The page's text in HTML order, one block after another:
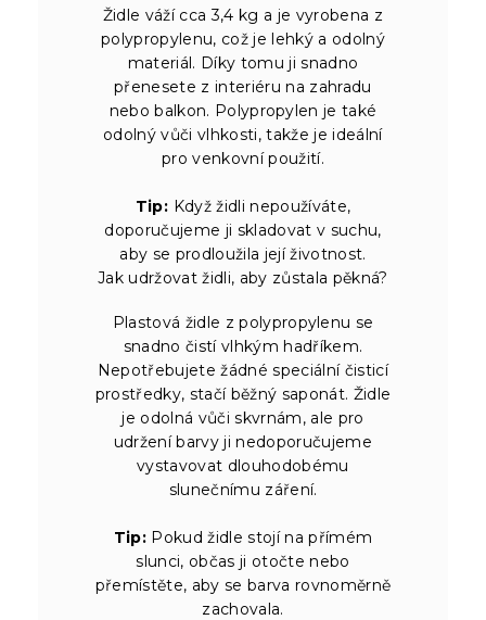
Židle váží cca 3,4 kg a je vyrobena z
polypropylenu, což je lehký a odolný
materiál. Díky tomu ji snadno
přenesete z interiéru na zahradu
nebo balkon. Polypropylen je také
odolný vůči vlhkosti, takže je ideální
pro venkovní použití.
Tip: Když židli nepoužíváte,
doporučujeme ji skladovat v suchu,
aby se prodloužila její životnost.
Jak udržovat židli, aby zůstala pěkná?
Plastová židle z polypropylenu se
snadno čistí vlhkým hadříkem.
Nepotřebujete žádné speciální čisticí
prostředky, stačí běžný saponát. Židle
je odolná vůči skvrnám, ale pro
udržení barvy ji nedoporučujeme
vystavovat dlouhodobému
slunečnímu záření.
Tip: Pokud židle stojí na přímém
slunci, občas ji otočte nebo
přemístěte, aby se barva rovnoměrně
zachovala.